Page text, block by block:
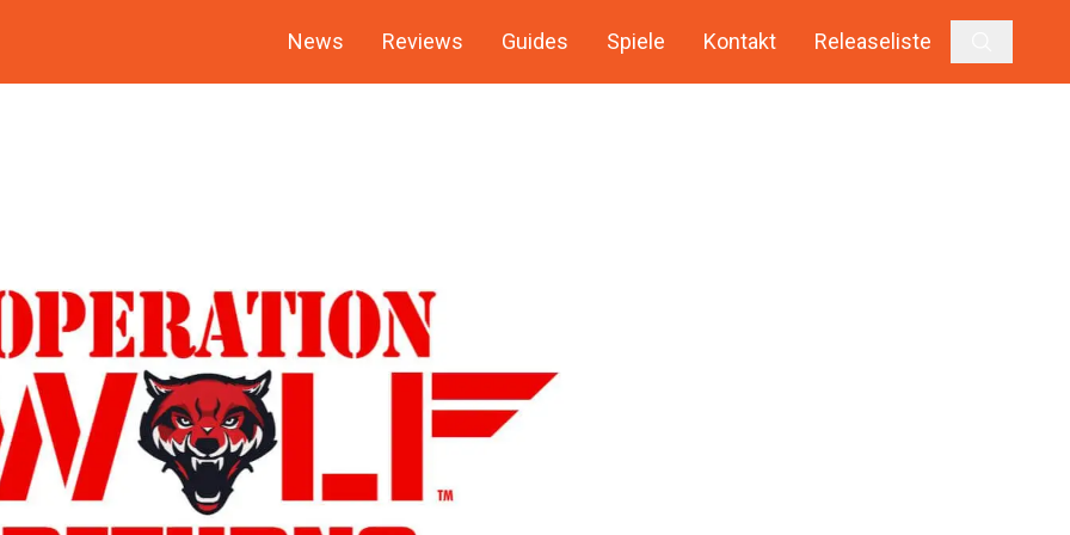
News Reviews Guides Spiele Kontakt Releaseliste